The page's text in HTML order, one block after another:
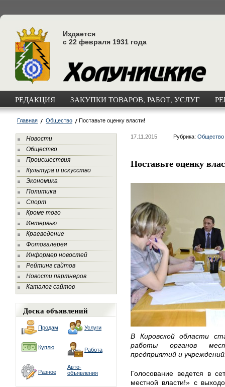
Издается
с 22 февраля 1931 года
РЕДАКЦИЯ ЗАКУПКИ ТОВАРОВ, РАБОТ, УСЛУГ
Главная Общество Поставьте оценку власти!
Новости
Общество
Происшествия
Культура и искусство
Экономика
Политика
Спорт
Кроме того
Интервью
Краеведение
Фотогалерея
Информер новостей
Рейтинг сайтов
Новости партнеров
Каталог сайтов
Доска объявлений
Продам Услуги
Куплю Работа
Разное
Авто-
объявления
17.11.2015 Рубрика: Общество
Поставьте оценку
В Кировской области
работы органов
предприятий и
Голосование ведется в
местной власти!» с